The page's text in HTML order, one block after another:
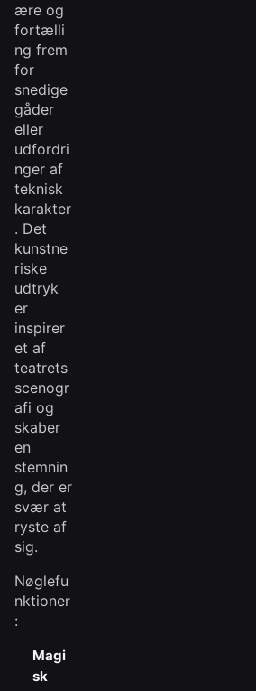
ære og
fortælli
ng frem
for
snedige
gåder
eller
udfordri
nger af
teknisk
karakter
. Det
kunstne
riske
udtryk
er
inspirer
et af
teatrets
scenogr
afi og
skaber
en
stemnin
g, der er
svær at
ryste af
sig.
Nøglefu
nktioner
:
Magi
sk